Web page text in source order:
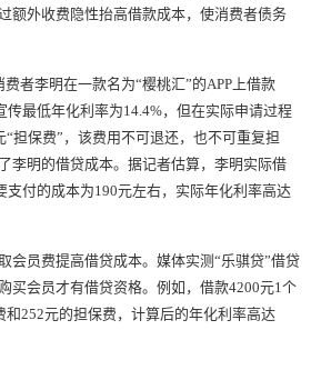
额外收费隐性抬高借款成本，使消费者债务
李明在一款名为“樱桃汇”的APP上借款
传最低年化利率为14.4%，但在实际申请过程
担保费”，该费用不可退还，也不可重复担
李明的借贷成本。据记者估算，李明实际借
支付的成本为190元左右，实际年化利率高达
员费提高借贷成本。媒体实测“乐骐贷”借贷
买会员才有借贷资格。例如，借款4200元1个
和252元的担保费，计算后的年化利率高达